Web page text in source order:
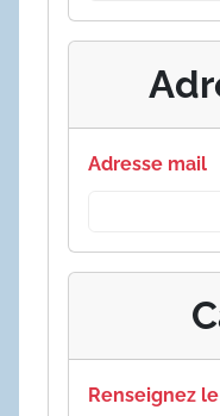
Adresse mail
Renseignez